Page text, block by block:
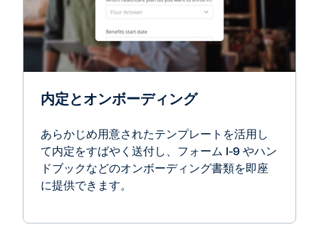
内定とオンボーディング
あらかじめ用意されたテンプレートを活用し
て内定をすばやく送付し、フォーム I-9 やハン
ドブックなどのオンボーディング書類を即座
に提供できます。